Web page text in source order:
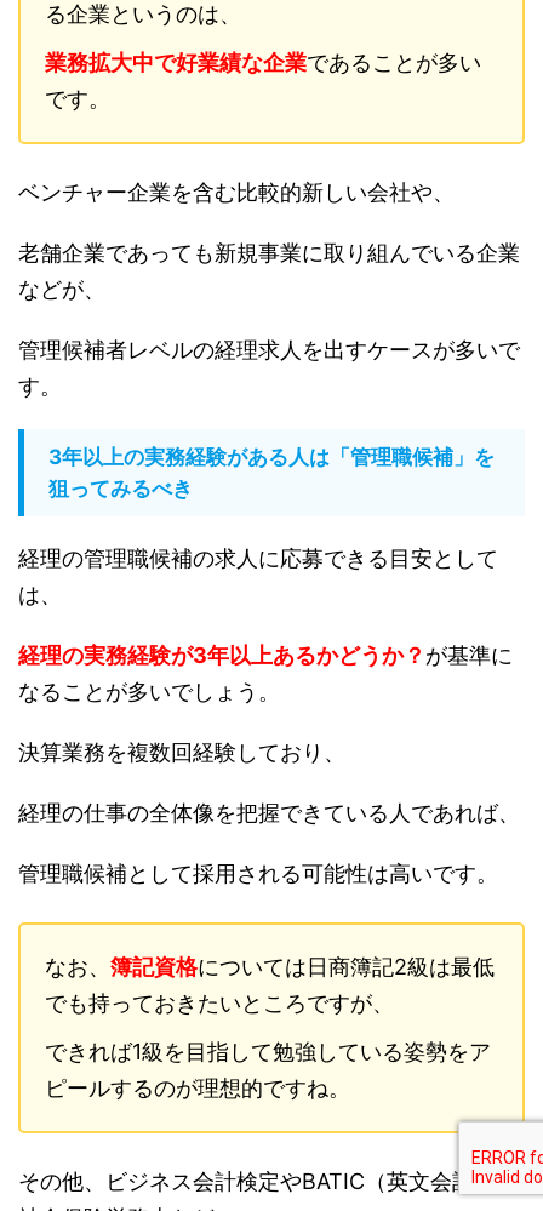
る企業というのは、
業務拡大中で好業績な企業であることが多い
です。
ベンチャー企業を含む比較的新しい会社や、
老舗企業であっても新規事業に取り組んでいる企業
などが、
管理候補者レベルの経理求人を出すケースが多いで
す。
3年以上の実務経験がある人は「管理職候補」を
狙ってみるべき
経理の管理職候補の求人に応募できる目安として
は、
経理の実務経験が3年以上あるかどうか？ が基準に
なることが多いでしょう。
決算業務を複数回経験しており、
経理の仕事の全体像を把握できている人であれば、
管理職候補として採用される可能性は高いです。
なお、 簿記資格については日商簿記2級は最低
でも持っておきたいところですが、
できれば1級を目指して勉強している姿勢をア
ピールするのが理想的ですね。
その他、ビジネス会計検定やBATIC（英文会計）、